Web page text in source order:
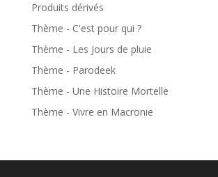
Produits dérivés
Thème - C'est pour qui ?
Thème - Les Jours de pluie
Thème - Parodeek
Thème - Une Histoire Mortelle
Thème - Vivre en Macronie